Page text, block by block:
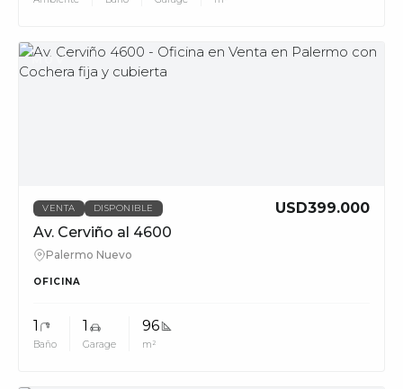
MUV
VENTA DISPONIBLE
USD399.000
Av. Cerviño al 4600
Palermo Nuevo
OFICINA
1
Baño
1
Garage
96
m²